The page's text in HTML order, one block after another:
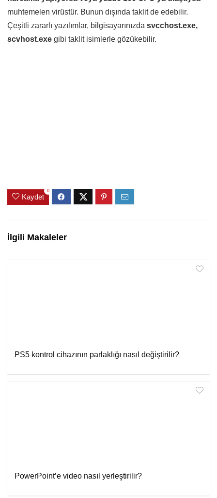
muhtemelen virüstür. Bunun dışında taklit de edebilir.
Çeşitli zararlı yazılımlar, bilgisayarınızda svcchost.exe,
scvhost.exe gibi taklit isimlerle gözükebilir.
Kaydet
0
İlgili Makaleler
PS5 kontrol cihazının parlaklığı nasıl değiştirilir?
PowerPoint’e video nasıl yerleştirilir?